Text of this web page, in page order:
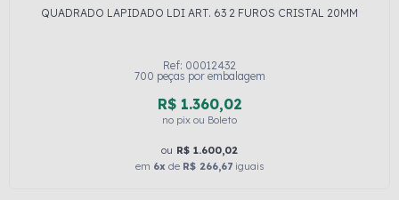
QUADRADO LAPIDADO LDI ART. 63 2 FUROS CRISTAL 20MM
Ref: 00012432
700 peças por embalagem
R$ 1.360,02
no pix ou Boleto
ou R$ 1.600,02
em 6x de R$ 266,67iguais